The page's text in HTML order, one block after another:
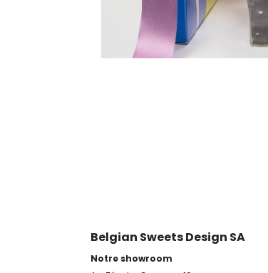
Belgian Sweets Design SA
Notre showroom